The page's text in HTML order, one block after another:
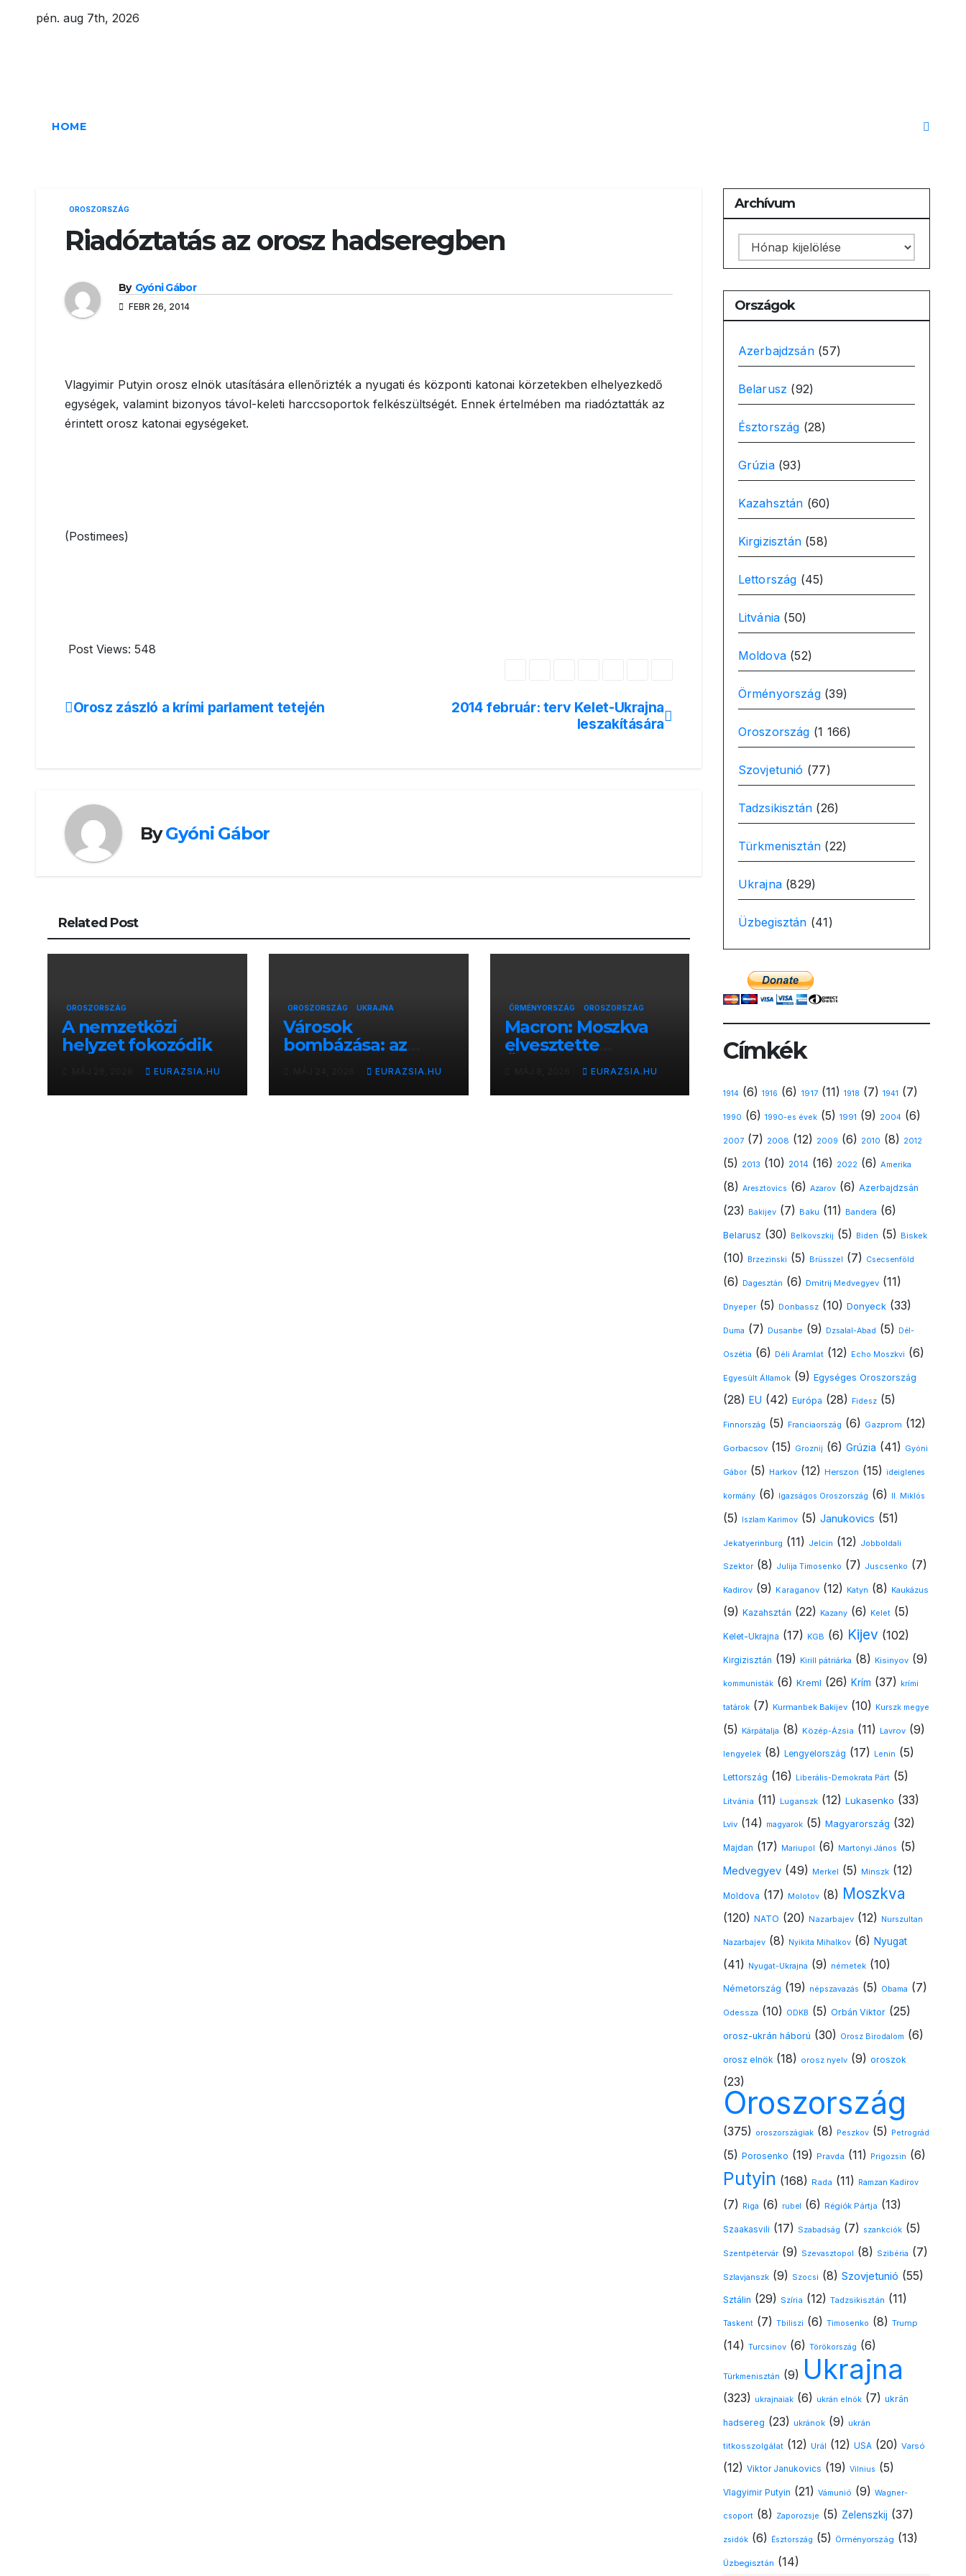
pén. aug 7th, 2026
HOME
OROSZORSZÁG
Riadóztatás az orosz hadseregben
By Gyóni Gábor
FEBR 26, 2014
Vlagyimir Putyin orosz elnök utasítására ellenőrizték a nyugati és központi katonai körzetekben elhelyezkedő
egységek, valamint bizonyos távol-keleti harccsoportok felkészültségét. Ennek értelmében ma riadóztatták az
érintett orosz katonai egységeket.
(Postimees)
Post Views: 548
Bejegyzés
2014 február: terv Kelet-Ukrajna
leszakítására
Orosz zászló a krími parlament tetején
ByGyóni Gábor
Related Post
OROSZORSZÁG
A nemzetközi
helyzet fokozódik
EURAZSIA.HU
OROSZORSZÁG UKRAJNA
Városok
bombázása: az
orosz vezetésEURAZSIA.HU
ÖRMÉNYORSZÁG OROSZORSZÁG
Macron: Moszkva
elvesztette
Örményországot
EURAZSIA.HU
Archívum
Archívum
Országok
Azerbajdzsán(57)
Belarusz (92)
Észtország (28)
Grúzia(93)
Kazahsztán (60)
Kirgizisztán(58)
Lettország (45)
Litvánia (50)
Moldova(52)
Örményország(39)
Oroszország (1 166)
Szovjetunió (77)
Tadzsikisztán (26)
Türkmenisztán (22)
Ukrajna(829)
Üzbegisztán (41)
Címkék
1914 (6) 1916 (6) 1917(11) 1918 (7) 1941 (7)
1990 (6) 1990-es évek(5) 1991 (9) 2004 (6)
2007(7) 2008 (12) 2009 (6) 2010 (8) 2012
(5) 2013 (10) 2014 (16) 2022(6) Amerika
(8) Aresztovics (6) Azarov(6) Azerbajdzsán
(23) Bakijev(7) Baku (11) Bandera (6)
Belarusz (30) Belkovszkij (5) Biden (5) Biskek
(10) Brzezinski (5) Brüsszel (7) Csecsenföld
(6) Dagesztán (6) Dmitrij Medvegyev(11)
Dnyeper(5) Donbassz(10) Donyeck(33)
Duma (7) Dusanbe (9) Dzsalal-Abad (5) Dél-
Oszétia (6) Déli Áramlat(12) Echo Moszkvi (6)
Egyesült Államok(9) Egységes Oroszország
(28) EU (42) Európa (28) Fidesz(5)
Finnország (5) Franciaország (6) Gazprom (12)
Gorbacsov(15) Groznij (6) Grúzia (41) Gyóni
Gábor(5) Harkov(12) Herszon (15) ideiglenes
kormány(6) Igazságos Oroszország (6) II. Miklós
(5) Iszlam Karimov(5) Janukovics (51)
Jekatyerinburg (11) Jelcin (12) Jobboldali
Szektor(8) Julija Timosenko (7) Juscsenko (7)
Kadirov(9) Karaganov(12) Katyn (8) Kaukázus
(9) Kazahsztán (22) Kazany(6) Kelet(5)
Kelet-Ukrajna (17) KGB (6) Kijev (102)
Kirgizisztán (19) Kirill pátriárka (8) Kisinyov(9)
kommunisták(6) Kreml (26) Krím (37) krími
tatárok(7) Kurmanbek Bakijev(10) Kurszk megye
(5) Kárpátalja (8) Közép-Ázsia (11) Lavrov(9)
lengyelek(8) Lengyelország (17) Lenin (5)
Lettország (16) Liberális-Demokrata Párt(5)
Litvánia (11) Luganszk(12) Lukasenko (33)
Lviv(14) magyarok(5) Magyarország (32)
Majdan (17) Mariupol (6) Martonyi János (5)
Medvegyev(49) Merkel (5) Minszk(12)
Moldova (17) Molotov(8) Moszkva
(120) NATO (20) Nazarbajev(12) Nurszultan
Nazarbajev(8) Nyikita Mihalkov(6) Nyugat
(41) Nyugat-Ukrajna (9) németek(10)
Németország (19) népszavazás (5) Obama (7)
Odessza (10) ODKB (5) Orbán Viktor(25)
orosz-ukrán háború (30) Orosz Birodalom (6)
orosz elnök(18) orosz nyelv(9) oroszok
(23)
Oroszország
(375) oroszországiak(8) Peszkov(5) Petrográd
(5) Porosenko (19) Pravda (11) Prigozsin (6)
Putyin (168) Rada (11) Ramzan Kadirov
(7) Riga (6) rubel (6) Régiók Pártja (13)
Szaakasvili (17) Szabadság (7) szankciók(5)
Szentpétervár(9) Szevasztopol (8) Szibéria (7)
Szlavjanszk(9) Szocsi (8) Szovjetunió (55)
Sztálin (29) Szíria (12) Tadzsikisztán (11)
Taskent(7) Tbiliszi (6) Timosenko (8) Trump
(14) Turcsinov(6) Törökország (6)
Türkmenisztán (9) Ukrajna
(323) ukrajnaiak(6) ukrán elnök(7) ukrán
hadsereg (23) ukránok(9) ukrán
titkosszolgálat(12) Urál (12) USA(20) Varsó
(12) Viktor Janukovics (19) Vilnius (5)
Vlagyimir Putyin (21) Vámunió (9) Wagner-
csoport(8) Zaporozsje (5) Zelenszkij (37)
zsidók(6) Észtország (5) Örményország (13)
Üzbegisztán (14)